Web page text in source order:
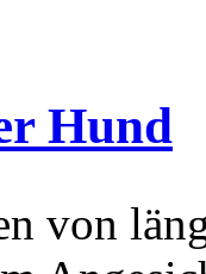
Hund
von